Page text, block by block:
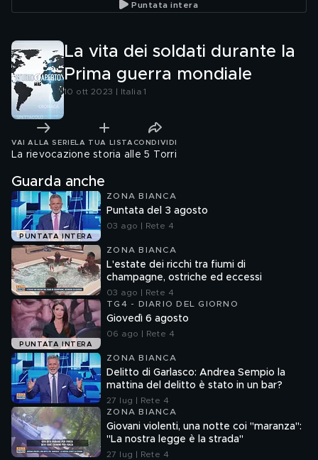
Puntata intera
La vita dei soldati durante la
Prima guerra mondiale
10 ott 2023 | Italia 1
VAI ALLA SERIE LA TUA LISTA CONDIVIDI
La rievocazione storia alle 5 Torri
Guarda anche
PUNTATA INTERA
ZONA BIANCA
Puntata del 3 agosto
03 ago | Rete 4
ZONA BIANCA
L'estate dei ricchi tra fiumi di
champagne, ostriche ed eccessi
03 ago | Rete 4
PUNTATA INTERA
TG4 - DIARIO DEL GIORNO
Giovedì 6 agosto
06 ago | Rete 4
ZONA BIANCA
Delitto di Garlasco: Andrea Sempio la
mattina del delitto è stato in un bar?
27 lug | Rete 4
ZONA BIANCA
Giovani violenti, una notte coi "maranza":
"La nostra legge è la strada"
27 lug | Rete 4